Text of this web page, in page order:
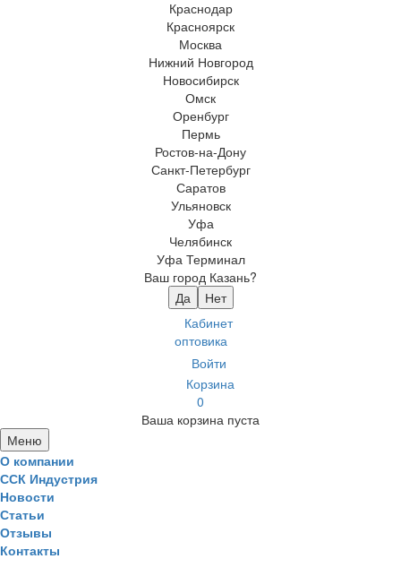
Краснодар
Красноярск
Москва
Нижний Новгород
Новосибирск
Омск
Оренбург
Пермь
Ростов-на-Дону
Санкт-Петербург
Саратов
Ульяновск
Уфа
Челябинск
Уфа Терминал
Ваш город Казань?
Да
Нет
Кабинет
оптовика
Войти
Корзина
0
Ваша корзина пуста
Меню
О компании
ССК Индустрия
Новости
Статьи
Отзывы
Контакты